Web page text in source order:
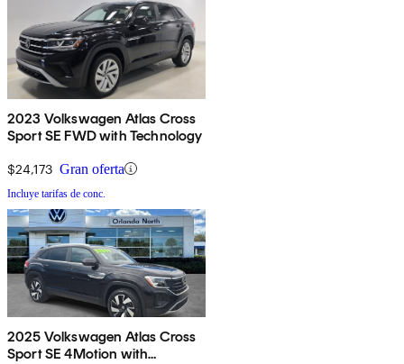
2023 Volkswagen Atlas Cross
Sport SE FWD with Technology
$24,173 Gran oferta
Incluye tarifas de conc.
2025 Volkswagen Atlas Cross
Sport SE 4Motion with